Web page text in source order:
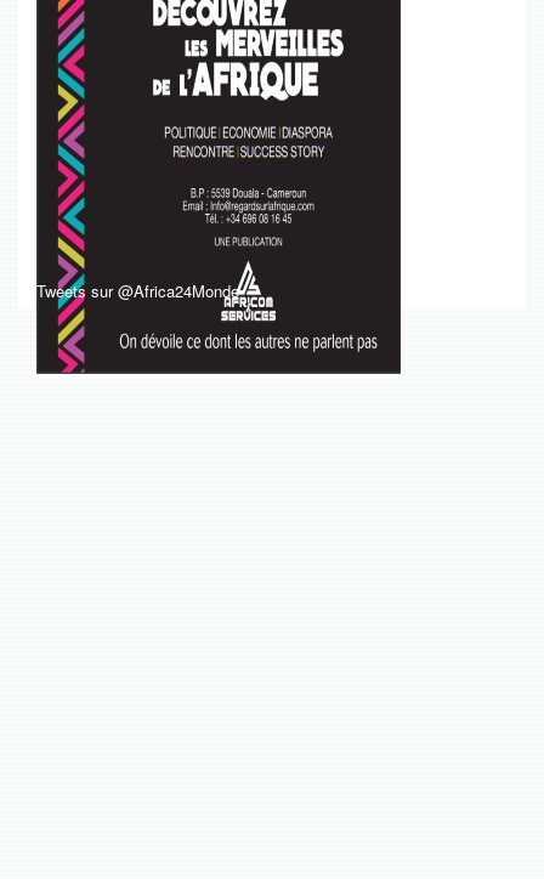
Tweets sur @Africa24Monde